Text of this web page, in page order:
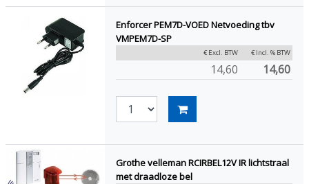
Enforcer PEM7D-VOED Netvoeding tbv
VMPEM7D-SP
€ Excl. BTW € Incl. % BTW
14,60 14,60
Grothe velleman RCIRBEL12V IR lichtstraal
met draadloze bel